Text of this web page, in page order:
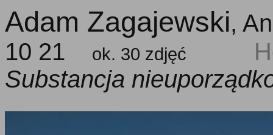
Adam Zagajewski,
10 21
ok. 30 zdjęć
Substancja